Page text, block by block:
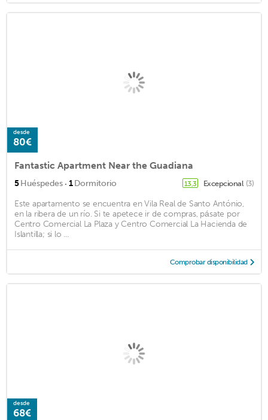
desde
80€
Fantastic Apartment Near the Guadiana
5Huéspedes · 1Dormitorio 13,3 Excepcional (3)
Este apartamento se encuentra en Vila Real de Santo António,
en la ribera de un río. Si te apetece ir de compras, pásate por
Centro Comercial La Plaza y Centro Comercial La Hacienda de
Islantilla; si lo ...
Comprobar disponibilidad
desde
68€